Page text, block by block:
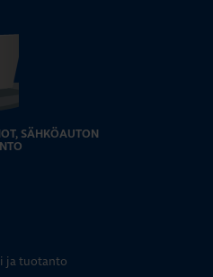
SÄHKÖAUTON
ja tuotanto